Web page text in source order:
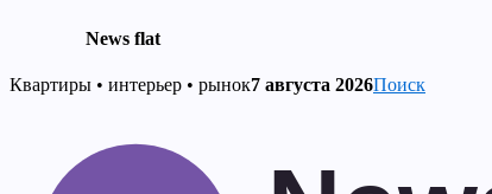
News flat
Skip
Квартиры • интерьер • рынок7 августа 2026Поиск